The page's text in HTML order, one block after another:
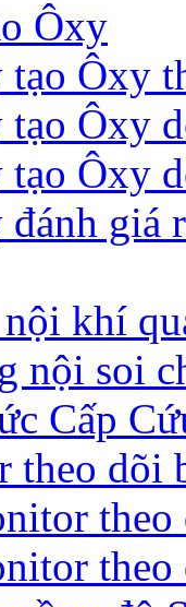
Ôxy
tạo Ôxy
Ôxy
Ôxy
đánh giá
khí
nội soi
Cấp
theo dõi
theo